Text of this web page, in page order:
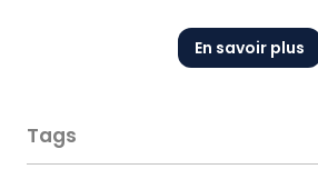
En savoir plus
Tags